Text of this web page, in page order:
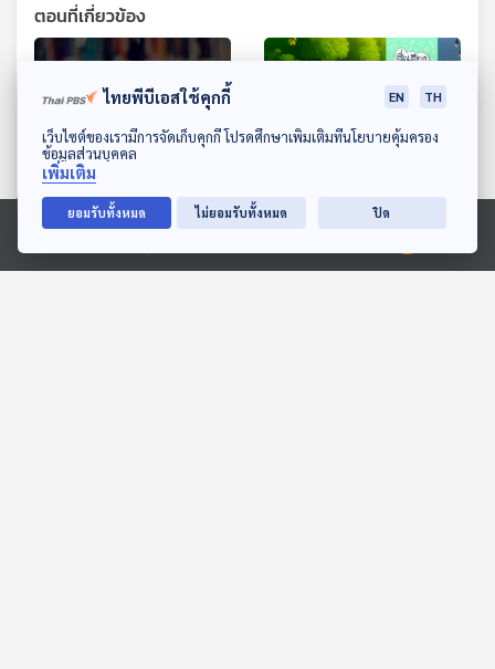
ดาวน์โหลด Thai PBS Podcast Application
Ⓒ 2020 องค์การกระจายเสียงและแพร่ภาพสาธารณะแห่งประเทศไทย
ตอนที่เกี่ยวข้อง
27:47
EP. 15: ล่องไพร ผีตอง
ต้นไม้แห่งความอดทน
ไทยพีบีเอสใช้คุกกี้ EN TH
เว็บไซต์ของเรามีการจัดเก็บคุกกี้ โปรดศึกษาเพิ่มเติมที่นโยบายคุ้มครอง
ข้อมูลส่วนบุคคล
เพิ่มเติม
ยอมรับทั้งหมด ไม่ยอมรับทั้งหมด ปิด